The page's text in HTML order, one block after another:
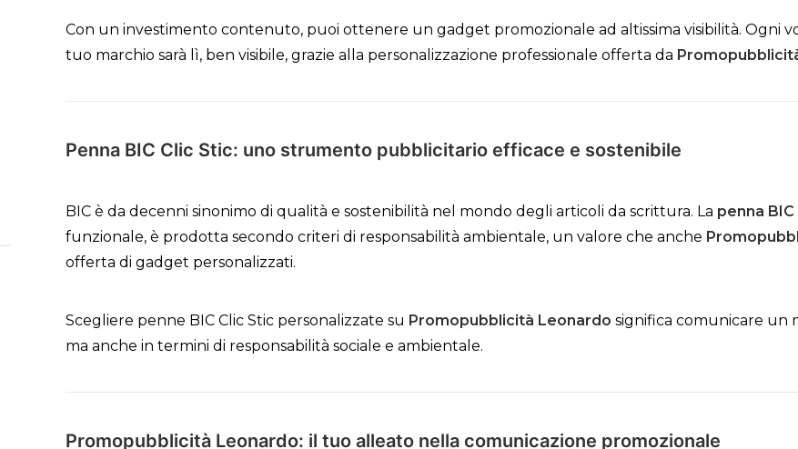
Con un investimento contenuto, puoi ottenere un gadget promozionale ad altissima visibilità. Ogni
tuo marchio sarà lì, ben visibile, grazie alla personalizzazione professionale offerta da
Penna BIC Clic Stic: uno strumento pubblicitario efficace e sostenibile
BIC è da decenni sinonimo di qualità e sostenibilità nel mondo degli articoli da scrittura. La penna
funzionale, è prodotta secondo criteri di responsabilità ambientale, un valore che anche
offerta di gadget personalizzati.
Scegliere penne BIC Clic Stic personalizzate su Promopubblicità Leonardo significa comunicare un
ma anche in termini di responsabilità sociale e ambientale.
Promopubblicità Leonardo: il tuo alleato nella comunicazione promozionale